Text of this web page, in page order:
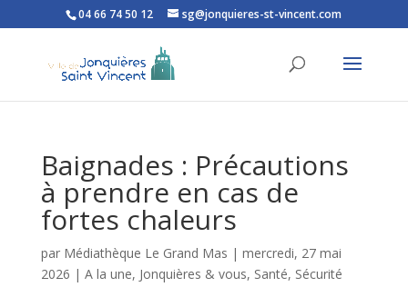
Ouvrir la barre d’outils
04 66 74 50 12 sg@jonquieres-st-vincent.com
Baignades : Précautions
à prendre en cas de
fortes chaleurs
par Médiathèque Le Grand Mas | mercredi, 27 mai
2026 | A la une, Jonquières & vous, Santé, Sécurité